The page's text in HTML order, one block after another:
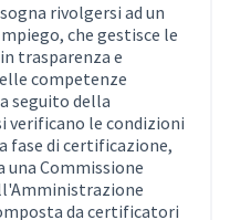
rivolgersi ad un
che gestisce le
trasparenza e
competenze
seguito della
verificano le condizioni
fase di certificazione,
Commissione
da certificatori